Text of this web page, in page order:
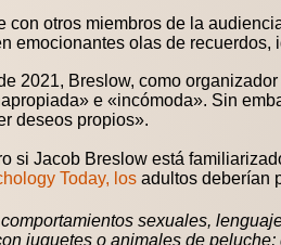
con otros miembros de la
emocionantes olas de recuerdos,
2021, Breslow, como
e «incómoda». Sin
deseos propios».
si Jacob Breslow está
Today, los adultos deberían
sexuales,
juguetes o animales de